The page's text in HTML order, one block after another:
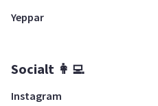
Yeppar
Socialt 👩‍💻
Instagram